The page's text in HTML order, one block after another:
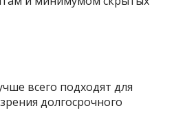
всего подходят для
долгосрочного